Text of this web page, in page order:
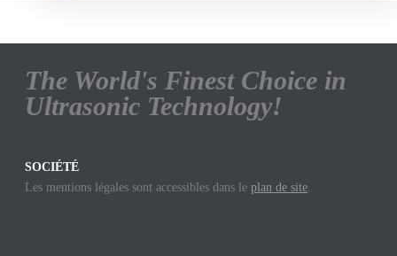
The World's Finest Choice in
Ultrasonic Technology!
SOCIÉTÉ
Les mentions légales sont accessibles dans leplan de site.